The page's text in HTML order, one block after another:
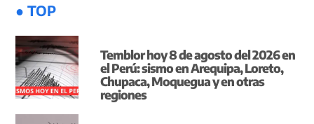
● TOP
Temblor hoy 8 de agosto del 2026 en
el Perú: sismo en Arequipa, Loreto,
Chupaca, Moquegua y en otras
regiones